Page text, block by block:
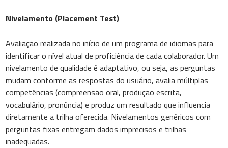
Nivelamento (Placement Test)
Avaliação realizada no início de um programa de idiomas para
identificar o nível atual de proficiência de cada colaborador. Um
nivelamento de qualidade é adaptativo, ou seja, as perguntas
mudam conforme as respostas do usuário, avalia múltiplas
competências (compreensão oral, produção escrita,
vocabulário, pronúncia) e produz um resultado que influencia
diretamente a trilha oferecida. Nivelamentos genéricos com
perguntas fixas entregam dados imprecisos e trilhas
inadequadas.